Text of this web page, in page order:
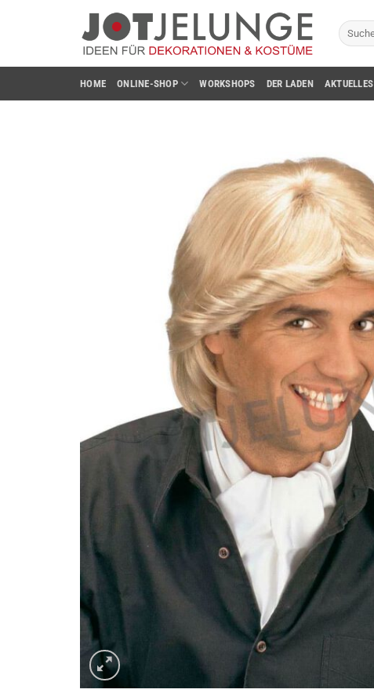
Suchen
nach:
HOME ONLINE-SHOP WORKSHOPS DER LADEN AKTUELLES